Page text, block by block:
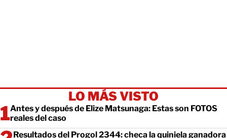
LO MÁS VISTO
Antes y después de Elize Matsunaga: Estas son FOTOS
reales del caso
Resultados del Progol 2344: checa la quiniela ganadora